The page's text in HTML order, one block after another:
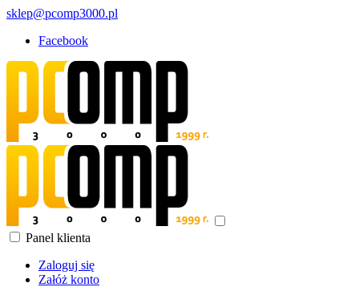
sklep@pcomp3000.pl
Facebook
Panel klienta
Zaloguj się
Załóż konto